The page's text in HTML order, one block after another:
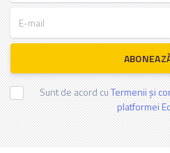
Sunt de acord cuTermenii și
platformei